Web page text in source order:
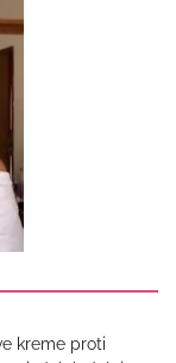
kreme proti